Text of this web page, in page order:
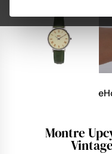
Montre